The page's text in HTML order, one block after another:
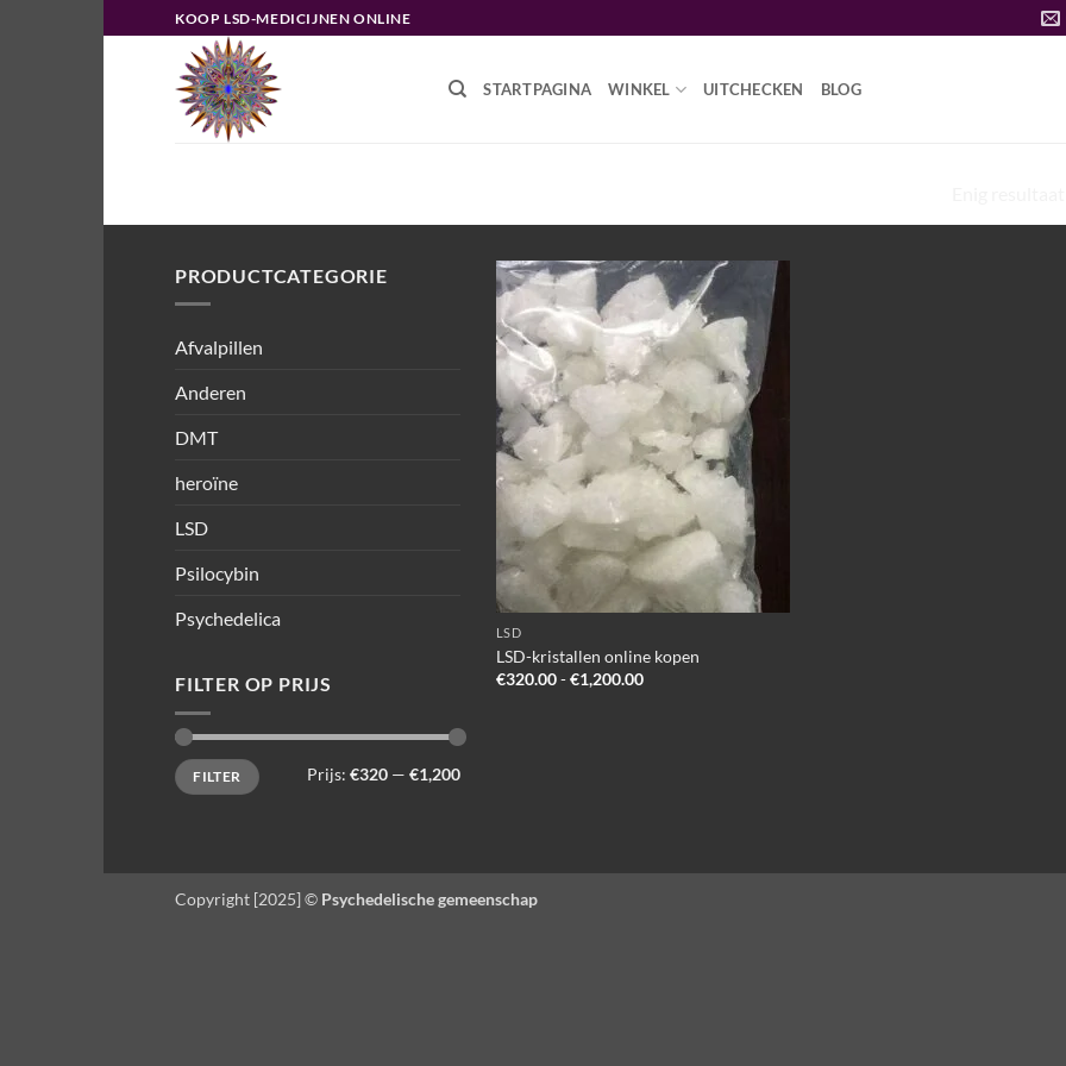
naar
KOOP LSD-MEDICIJNEN ONLINE
STARTPAGINA WINKEL UITCHECKEN BLOG
PRODUCTCATEGORIE
Afvalpillen
Anderen
DMT
heroïne
LSD
Psilocybin
Psychedelica
FILTER OP PRIJS
Min.
prijs
Max.
prijsFILTER Prijs: €320 — €1,200
Add to
wishlist
LSD
LSD-kristallen online kopen
€320.00-€1,200.00Prijsklasse:
Copyright [2025] © Psychedelische gemeenschap